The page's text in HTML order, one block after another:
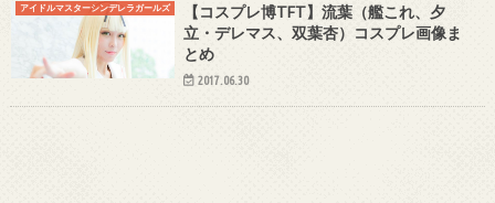
アイドルマスターシンデレラガールズ
【コスプレ博TFT】流葉（艦これ、夕
立・デレマス、双葉杏）コスプレ画像ま
とめ
2017.06.30